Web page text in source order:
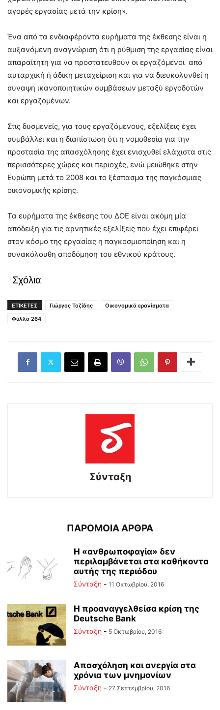
αγορές εργασίας μετά την κρίση».
Ένα από τα ενδιαφέροντα ευρήματα της έκθεσης είναι η
αυξανόμενη αναγνώριση ότι η ρύθμιση της εργασίας είναι
απαραίτητη για να προστατευθούν οι εργαζόμενοι από
αυταρχική ή άδικη μεταχείριση και για να διευκολυνθεί η
σύναψη ικανοποιητικών συμβάσεων μεταξύ εργοδοτών
και εργαζομένων.
Στις δυσμενείς, για τους εργαζόμενους, εξελίξεις έχει
συμβάλλει και η διαπίστωση ότι η νομοθεσία για την
προστασία της απασχόλησης έχει ενισχυθεί ελάχιστα στις
περισσότερες χώρες και περιοχές, ενώ μειώθηκε στην
Ευρώπη μετά το 2008 και το ξέσπασμα της παγκόσμιας
οικονομικής κρίσης.
Τα ευρήματα της έκθεσης του ΔΟΕ είναι ακόμη μία
απόδειξη για τις αρνητικές εξελίξεις που έχει επιφέρει
στον κόσμο της εργασίας η παγκοσμιοποίηση και η
συνακόλουθη αποδόμηση του εθνικού κράτους.
Σχόλια
ΕΤΙΚΕΤΕΣ Γιώργος Τοζίδης
Οικονομικά ερανίσματα
Φύλλο 264
Σύνταξη
ΠΑΡΟΜΟΙΑ ΑΡΘΡΑ
Η «ανθρωποφαγία» δεν
περιλαμβάνεται στα καθήκοντα
αυτής της περιόδου
Σύνταξη - 11 Οκτωβρίου, 2016
Η προαναγγελθείσα κρίση της
Deutsche Bank
Σύνταξη - 5 Οκτωβρίου, 2016
Απασχόληση και ανεργία στα
χρόνια των μνημονίων
Σύνταξη - 27 Σεπτεμβρίου, 2016